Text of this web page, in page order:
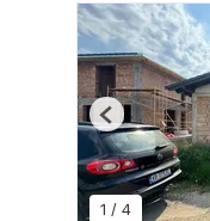
1 / 4
Previous